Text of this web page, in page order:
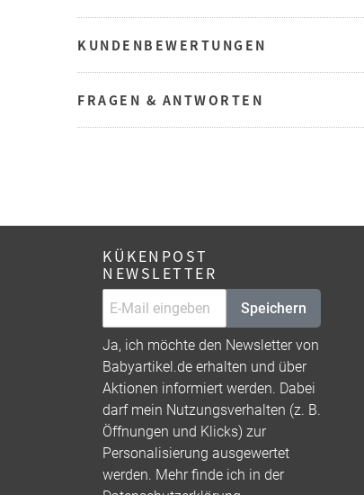
KUNDENBEWERTUNGEN
FRAGEN & ANTWORTEN
KÜKENPOST
NEWSLETTER
Speichern
Ja, ich möchte den Newsletter von
Babyartikel.de erhalten und über
Aktionen informiert werden. Dabei
darf mein Nutzungsverhalten (z. B.
Öffnungen und Klicks) zur
Personalisierung ausgewertet
werden. Mehr finde ich in der